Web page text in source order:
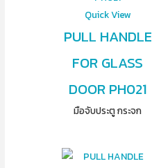
Quick View
PULL HANDLE
FOR GLASS
DOOR PH021
มือจับประตู กระจก